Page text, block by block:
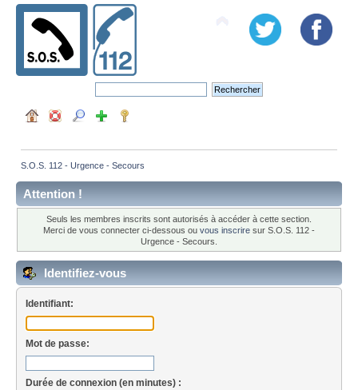
S.O.S. 112 - Urgence - Secours
Attention !
Seuls les membres inscrits sont autorisés à accéder à cette section.
Merci de vous connecter ci-dessous ou vous inscrire sur S.O.S. 112 -
Urgence - Secours.
Identifiez-vous
Identifiant:
Mot de passe:
Durée de connexion (en minutes) :